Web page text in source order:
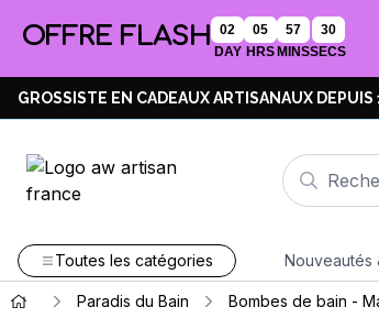
OFFRE FLASH
02
DAY
05
HRS
57
MINS
30
SECS
GROSSISTE EN CADEAUX ARTISANAUX DEPUIS
Toutes les catégories Nouveautés
Paradis du Bain Bombes de bain -